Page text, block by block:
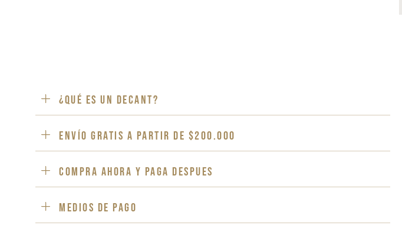
¿Qué es un decant?
ENVÍO GRATIS a partir de $200.000
Compra ahora y paga despues
Medios de pago